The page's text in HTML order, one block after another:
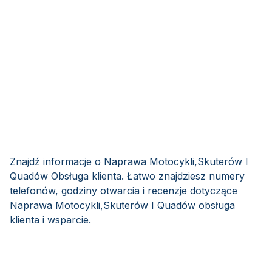
Znajdź informacje o Naprawa Motocykli,Skuterów I
Quadów Obsługa klienta. Łatwo znajdziesz numery
telefonów, godziny otwarcia i recenzje dotyczące
Naprawa Motocykli,Skuterów I Quadów obsługa
klienta i wsparcie.